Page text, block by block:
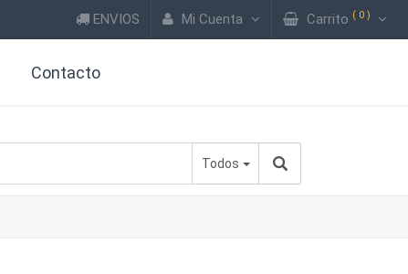
ENVIOS Mi Cuenta Carrito ( 0 )
Contacto
Todos